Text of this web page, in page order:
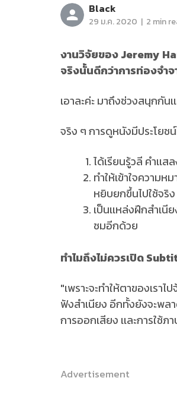
Black
29 ม.ค. 2020 | 2 min
งานวิจัยของ Jeremy
จริงนั้นดีกว่าการท่องจำจ
เอาละค่ะ มาถึงช่วงสนุกกัน
จริง ๆ การดูหนังมีประโยชน์
ได้เรียนรู้วลี คำเเ
ทำให้เข้าใจความ
หยิบยกขึ้นไปใช้จริง
เป็นเเหล่งฝึกสำเนี
ชมอีกด้วย
ทำไมถึงไม่ควรเปิด
"เพราะจะทำให้ตาของเรา
ฟังสำเนียง อีกทั้งยังจะพล
การออกเสียง เเละการใช้
Advertisement